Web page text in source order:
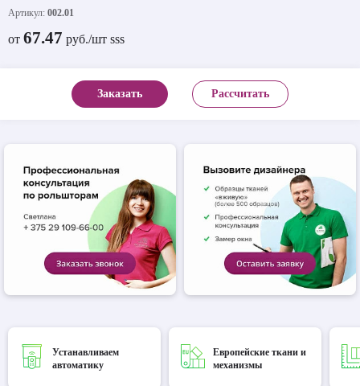
Артикул: 002.01
от 67.47 руб./шт sss
Заказать Рассчитать
Устанавливаем
автоматику
Европейские ткани и
механизмы